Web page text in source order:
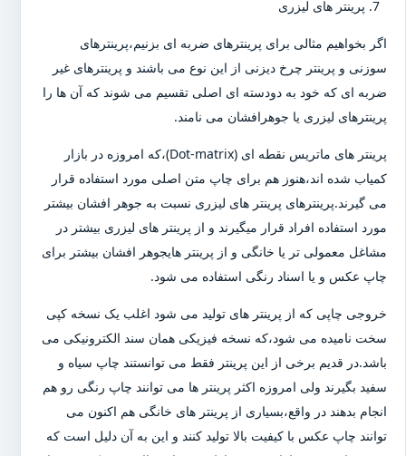
پرینتر های لیزری
اگر بخواهیم مثالی برای پرینترهای ضربه ای بزنیم،پرینترهای
سوزنی و پرینتر چرخ دیزنی از این نوع می باشند و پرینترهای غیر
ضربه ای که خود به دودسته ای اصلی تقسیم می شوند که آن ها را
پرینترهای لیزری یا جوهرافشان می نامند.
پرینتر های ماتریس نقطه ای (Dot-matrix)،که امروزه در بازار
کمیاب شده اند،هنوز هم برای چاپ متن اصلی مورد استفاده قرار
می گیرند.پرینترهای پرینتر های لیزری نسبت به جوهر افشان بیشتر
مورد استفاده افراد قرار میگیرند و از پرینتر های لیزری بیشتر در
مشاغل معمولی تر یا خانگی و از پرینتر هایجوهر افشان بیشتر برای
چاپ عکس و یا اسناد رنگی استفاده می شود.
خروجی چاپی که از پرینتر های تولید می شود اغلب یک نسخه کپی
سخت نامیده می شود،که نسخه فیزیکی همان سند الکترونیکی می
باشد.در قدیم برخی از این پرینتر فقط می توانستند چاپ سیاه و
سفید بگیرند ولی امروزه اکثر پرینتر ها می توانند چاپ رنگی رو هم
انجام بدهند در واقع،بسیاری از پرینتر های خانگی هم اکنون می
توانند چاپ عکس با کیفیت بالا تولید کنند و این به آن دلیل است که